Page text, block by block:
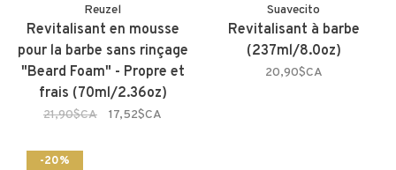
Reuzel
Revitalisant en mousse
pour la barbe sans rinçage
"Beard Foam" - Propre et
frais (70ml/2.36oz)
21,90$CA 17,52$CA
Suavecito
Revitalisant à barbe
(237ml/8.0oz)
20,90$CA
-20%